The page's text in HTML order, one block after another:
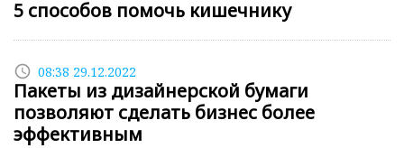
5 способов помочь кишечнику
access_time 08:38 29.12.2022
Пакеты из дизайнерской бумаги
позволяют сделать бизнес более
эффективным